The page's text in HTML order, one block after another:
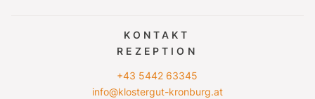
KONTAKT
REZEPTION
+43 5442 63345
info@klostergut-kronburg.at